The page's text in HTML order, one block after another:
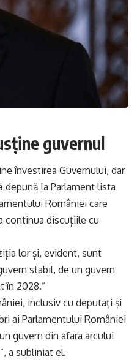
guvernul
învestirea Guvernului, dar
la Parlament lista
României care
continua discuțiile cu
lor și, evident, sunt
stabil, de un guvern
în 2028.”
inclusiv cu deputați și
ai Parlamentului României
guvern din afara arcului
a subliniat el.